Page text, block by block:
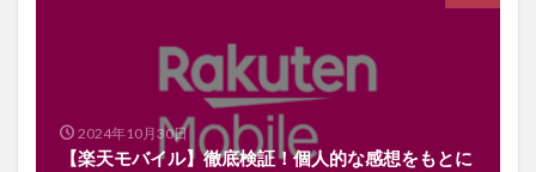
2024年10月30日
【楽天モバイル】徹底検証！個人的な感想をもとに